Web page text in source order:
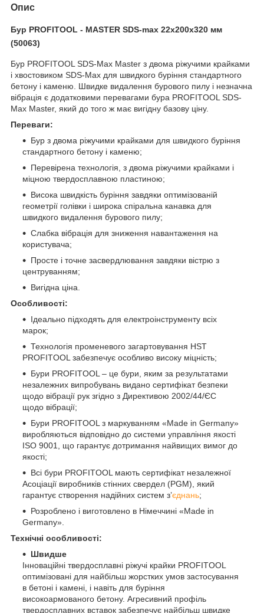
Опис
Бур PROFITOOL - MASTER SDS-max 22х200х320 мм
(50063)
Бур PROFITOOL SDS-Max Master з двома ріжучими крайками
і хвостовиком SDS-Max для швидкого буріння стандартного
бетону і каменю. Швидке видалення бурового пилу і незначна
вібрація є додатковими перевагами бура PROFITOOL SDS-
Max Master, який до того ж має вигідну базову ціну.
Переваги:
Бур з двома ріжучими крайками для швидкого буріння
стандартного бетону і каменю;
Перевірена технологія, з двома ріжучими крайками і
міцною твердосплавною пластиною;
Висока швидкість буріння завдяки оптимізованій
геометрії голівки і широка спіральна канавка для
швидкого видалення бурового пилу;
Слабка вібрація для зниження навантаження на
користувача;
Просте і точне засвердлювання завдяки вістрю з
центруванням;
Вигідна ціна.
Особливості:
Ідеально підходять для електроінструменту всіх
марок;
Технологія променевого загартовування HST
PROFITOOL забезпечує особливо високу міцність;
Бури PROFITOOL – це бури, яким за результатами
незалежних випробувань видано сертифікат безпеки
щодо вібрації рук згідно з Директивою 2002/44/ЄС
щодо вібрації;
Бури PROFITOOL з маркуванням «Made in Germany»
виробляються відповідно до системи управління якості
ISO 9001, що гарантує дотримання найвищих вимог до
якості;
Всі бури PROFITOOL мають сертифікат незалежної
Асоціації виробників стінних свердел (PGM), який
гарантує створення надійних систем з’єднань;
Розроблено і виготовлено в Німеччині «Made in
Germany».
Технічні особливості:
Швидше
Інноваційні твердосплавні ріжучі крайки PROFITOOL
оптимізовані для найбільш жорстких умов застосування
в бетоні і камені, і навіть для буріння
високоармованого бетону. Агресивний профіль
твердосплавних вставок забезпечує найбільш швидке